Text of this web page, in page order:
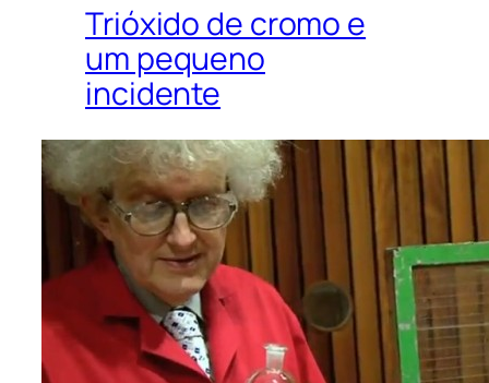
Trióxido de cromo e
um pequeno
incidente